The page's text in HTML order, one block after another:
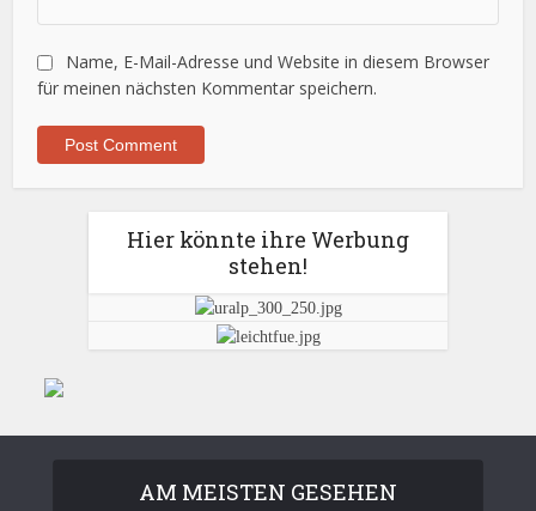
Name, E-Mail-Adresse und Website in diesem Browser
für meinen nächsten Kommentar speichern.
Hier könnte ihre Werbung
stehen!
AM MEISTEN GESEHEN